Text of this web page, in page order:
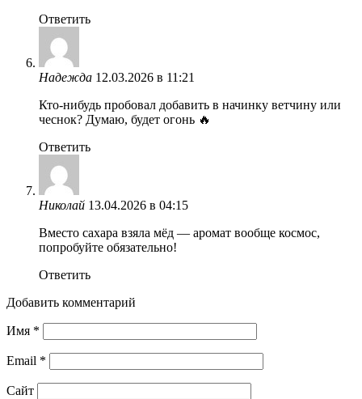
Ответить
Надежда 12.03.2026 в 11:21
Кто-нибудь пробовал добавить в начинку ветчину или
чеснок? Думаю, будет огонь 🔥
Ответить
Николай 13.04.2026 в 04:15
Вместо сахара взяла мёд — аромат вообще космос,
попробуйте обязательно!
Ответить
Добавить комментарий
Имя *
Email *
Сайт